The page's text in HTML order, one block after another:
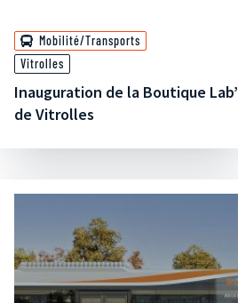
Mobilité/Transports
Vitrolles
Inauguration de la Boutique Lab’
de Vitrolles